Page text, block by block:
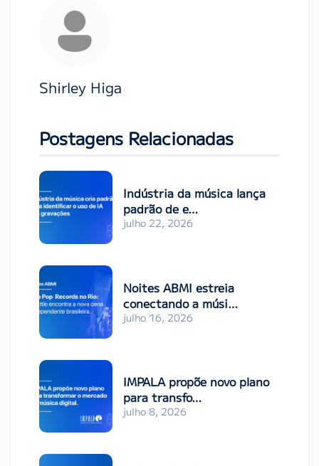
Shirley Higa
Postagens Relacionadas
Indústria da música lança
padrão de e…
julho 22, 2026
Noites ABMI estreia
conectando a músi…
julho 16, 2026
IMPALA propõe novo plano
para transfo…
julho 8, 2026